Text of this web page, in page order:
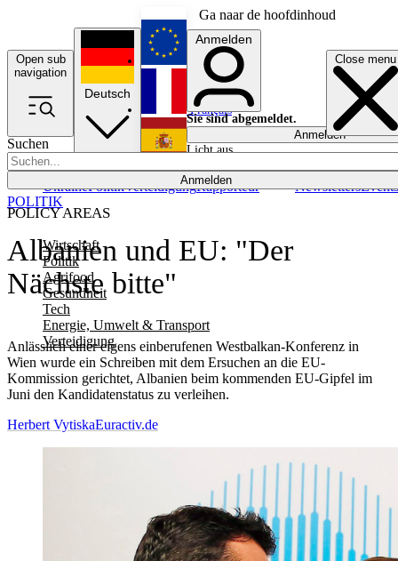
Ga naar de hoofdinhoud
Open sub
navigation
Close menu
Suchen
Anmelden
POLICY AREAS
Wirtschaft
Politik
Agrifood
Gesundheit
Tech
Energie, Umwelt & Transport
Verteidigung
UkrainePolitikVerteidigungRapporteur NewslettersEvents
Deutsch
English
Français
Anmelden
Sie sind abgemeldet.
Anmelden
Licht aus
Albanien und EU: "Der
Nächste bitte"
Anlässlich einer eigens einberufenen Westbalkan-Konferenz in
Wien wurde ein Schreiben mit dem Ersuchen an die EU-
Kommission gerichtet, Albanien beim kommenden EU-Gipfel im
Juni den Kandidatenstatus zu verleihen.
POLITIK
Herbert VytiskaEuractiv.de